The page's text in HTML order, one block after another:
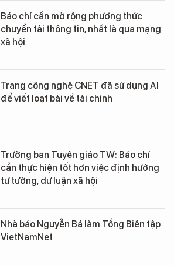
Báo chí cần mở rộng phương thức
chuyển tải thông tin, nhất là qua mạng
xã hội
Trang công nghệ CNET đã sử dụng AI
để viết loạt bài về tài chính
Trưởng ban Tuyên giáo TW: Báo chí
cần thực hiện tốt hơn việc định hướng
tư tưởng, dư luận xã hội
Nhà báo Nguyễn Bá làm Tổng Biên tập
VietNamNet